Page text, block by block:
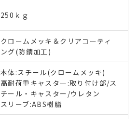
250ｋｇ
クロームメッキ＆クリアコーティ
ング(防錆加工)
本体:スチール(クロームメッキ)
高耐荷重キャスター:取り付け部/ス
チール・キャスター/ウレタン
スリーブ:ABS樹脂